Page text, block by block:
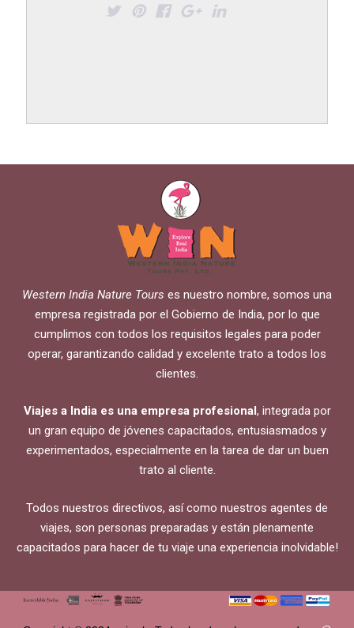
Western India Nature Tours es nuestro nombre, somos una
empresa registrada por el Gobierno de India, por lo que
cumplimos con todos los requisitos legales para poder
operar, garantizando calidad y excelente trato a todos los
clientes.
Viajes a India es una empresa profesional , integrada por
un gran equipo de jóvenes capacitados, entusiasmados y
experimentados, especialmente en la tarea de dar un buen
trato al cliente.
Todos nuestros directivos, así como nuestros agentes de
viajes, son personas preparadas y están plenamente
capacitados para hacer de tu viaje una experiencia inolvidable!